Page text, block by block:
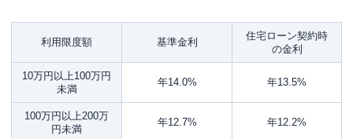
利用限度額 基準金利
住宅ローン契約時
の金利
10万円以上100万円
未満
年14.0% 年13.5%
100万円以上200万
円未満
年12.7% 年12.2%